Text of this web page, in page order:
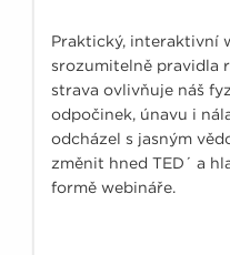
Praktický, interaktivní
srozumitelně pravidla
strava ovlivňuje náš
odpočinek, únavu i
odcházel s jasným
změnit hned TED´ a
formě webináře.